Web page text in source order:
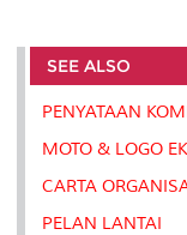
e
b
o
o
k
t
r
SEE ALSO
PENYATAAN
MOTO & LOGO
CARTA
PELAN LANTAI